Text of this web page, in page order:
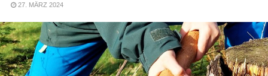
27. MÄRZ 2024